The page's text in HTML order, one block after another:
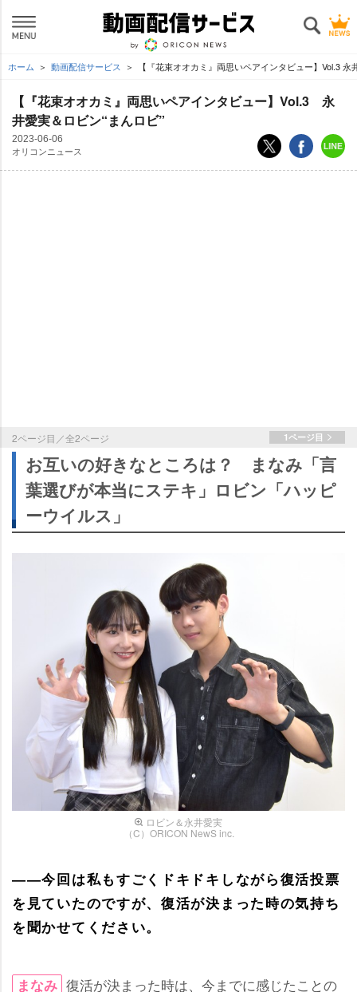
ホーム 動画配信サービス 【『花束オオカミ』両思いペアインタビュー】Vol.3 永
【『花束オオカミ』両思いペアインタビュー】Vol.3 永
井愛実＆ロビン“まんロビ”
2023-06-06
オリコンニュース
2ページ目／全2ページ 1ページ目
お互いの好きなところは？ まなみ「言
葉選びが本当にステキ」ロビン「ハッピ
ーウイルス」
ロビン＆永井愛実
（C）ORICON NewS inc.
――今回は私もすごくドキドキしながら復活投票
を見ていたのですが、復活が決まった時の気持ち
を聞かせてください。
まなみ 復活が決まった時は、今までに感じたことの